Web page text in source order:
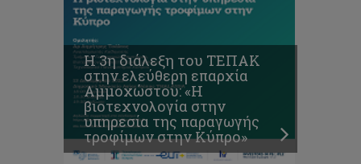
Η 3η διάλεξη του ΤΕΠΑΚ
στην ελεύθερη επαρχία
Αμμοχώστου: «Η
βιοτεχνολογία στην
υπηρεσία της παραγωγής
τροφίμων στην Κύπρο»
ΤΕΠΑΚ
υπέγραψε
Συμφωνία
Συνεργασίας
με
το
Πανεπιστήμιο
Thammasat
της
Ταϊλάνδης